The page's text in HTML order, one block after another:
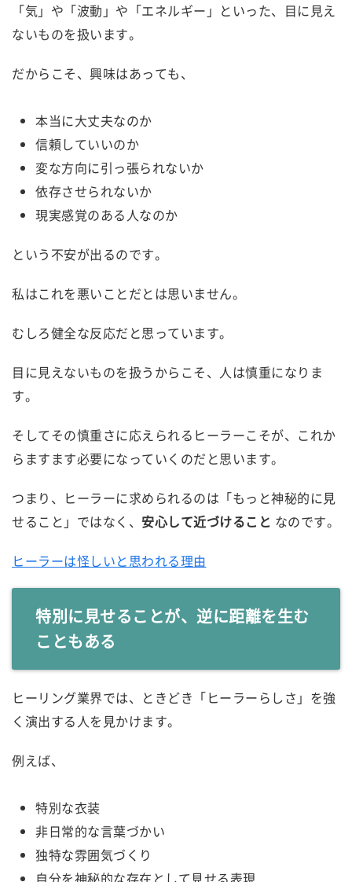
「気」や「波動」や「エネルギー」といった、目に見え
ないものを扱います。
だからこそ、興味はあっても、
本当に大丈夫なのか
信頼していいのか
変な方向に引っ張られないか
依存させられないか
現実感覚のある人なのか
という不安が出るのです。
私はこれを悪いことだとは思いません。
むしろ健全な反応だと思っています。
目に見えないものを扱うからこそ、人は慎重になりま
す。
そしてその慎重さに応えられるヒーラーこそが、これか
らますます必要になっていくのだと思います。
つまり、ヒーラーに求められるのは「もっと神秘的に見
せること」ではなく、 安心して近づけること なのです。
ヒーラーは怪しいと思われる理由
特別に見せることが、逆に距離を生む
こともある
ヒーリング業界では、ときどき「ヒーラーらしさ」を強
く演出する人を見かけます。
例えば、
特別な衣装
非日常的な言葉づかい
独特な雰囲気づくり
自分を神秘的な存在として見せる表現